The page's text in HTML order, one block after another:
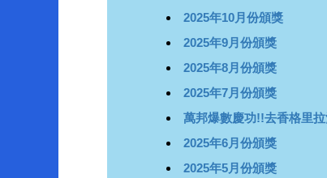
2025年10月份頒獎
2025年9月份頒獎
2025年8月份頒獎
2025年7月份頒獎
萬邦爆數慶功!!去香格里
2025年6月份頒獎
2025年5月份頒獎